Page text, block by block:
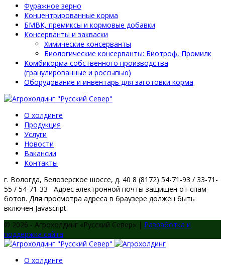
Фуражное зерно
Концентрированные корма
БМВК, премиксы и кормовые добавки
Консерванты и закваски
Химические консерванты
Биологические консерванты: Биотроф, Промилк
Комбикорма собственного производства
(гранулированные и россыпью)
Оборудование и инвентарь для заготовки корма
О холдинге
Продукция
Услуги
Новости
Вакансии
Контакты
г. Вологда, Белозерское шоссе, д. 40 8 (8172) 54-71-93 / 33-71-
55 / 54-71-33
Адрес электронной почты защищен от спам-
ботов. Для просмотра адреса в браузере должен быть
включен Javascript.
© 2026 - Агрохолдинг «Русский Север» | Разработка и
поддержка сайта
О холдинге